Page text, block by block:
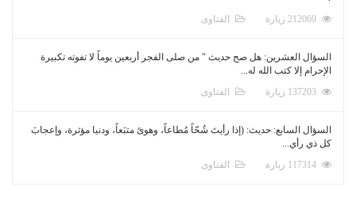
الفتاوى
السؤال العشرين: هل صح حديث " من صلى الفجر أربعين يوماً لا تفوته تكبيرة
الإحرام إلا كتب الله له...
الفتاوى
السؤال السابع: حديث: (إذا رأيتَ شُحّاً مُطاعاً، وهوىً متبَعاً، ودنيا مؤثرة، وإعجابَ
كل ذي رأي...
الفتاوى